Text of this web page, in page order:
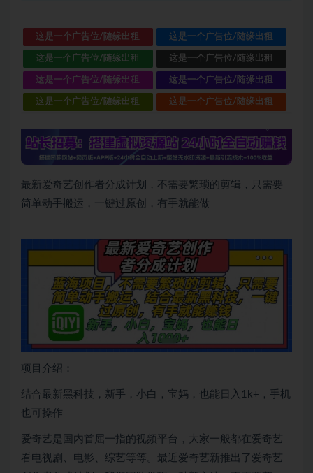
这是一个广告位/随缘出租 这是一个广告位/随缘出租
这是一个广告位/随缘出租 这是一个广告位/随缘出租
这是一个广告位/随缘出租 这是一个广告位/随缘出租
这是一个广告位/随缘出租 这是一个广告位/随缘出租
最新爱奇艺创作者分成计划，不需要繁琐的剪辑，只需要
简单动手搬运，一键过原创，有手就能做
项目介绍：
结合最新黑科技，新手，小白，宝妈，也能日入1k+，手机
也可操作
爱奇艺是国内首屈一指的视频平台，大家一般都在爱奇艺
看电视剧、电影、综艺等等。最近爱奇艺新推出了爱奇艺